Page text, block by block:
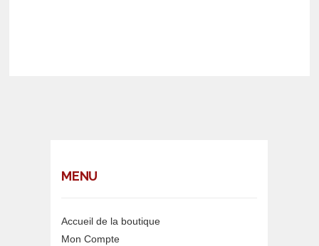
MENU
Accueil de la boutique
Mon Compte